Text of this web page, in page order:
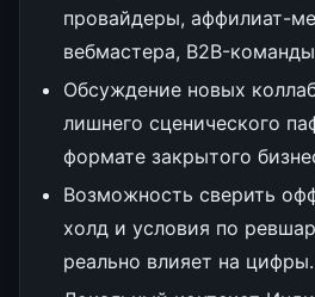
провайдеры, аффилиат-
вебмастера, B2B-
Обсуждение новых
лишнего сценического
формате закрытого
Возможность сверить
холд и условия по
реально влияет на цифры.